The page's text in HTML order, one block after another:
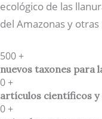
ecológico de las
del Amazonas y
500+
nuevos taxones para
0+
artículos científicos y
0+